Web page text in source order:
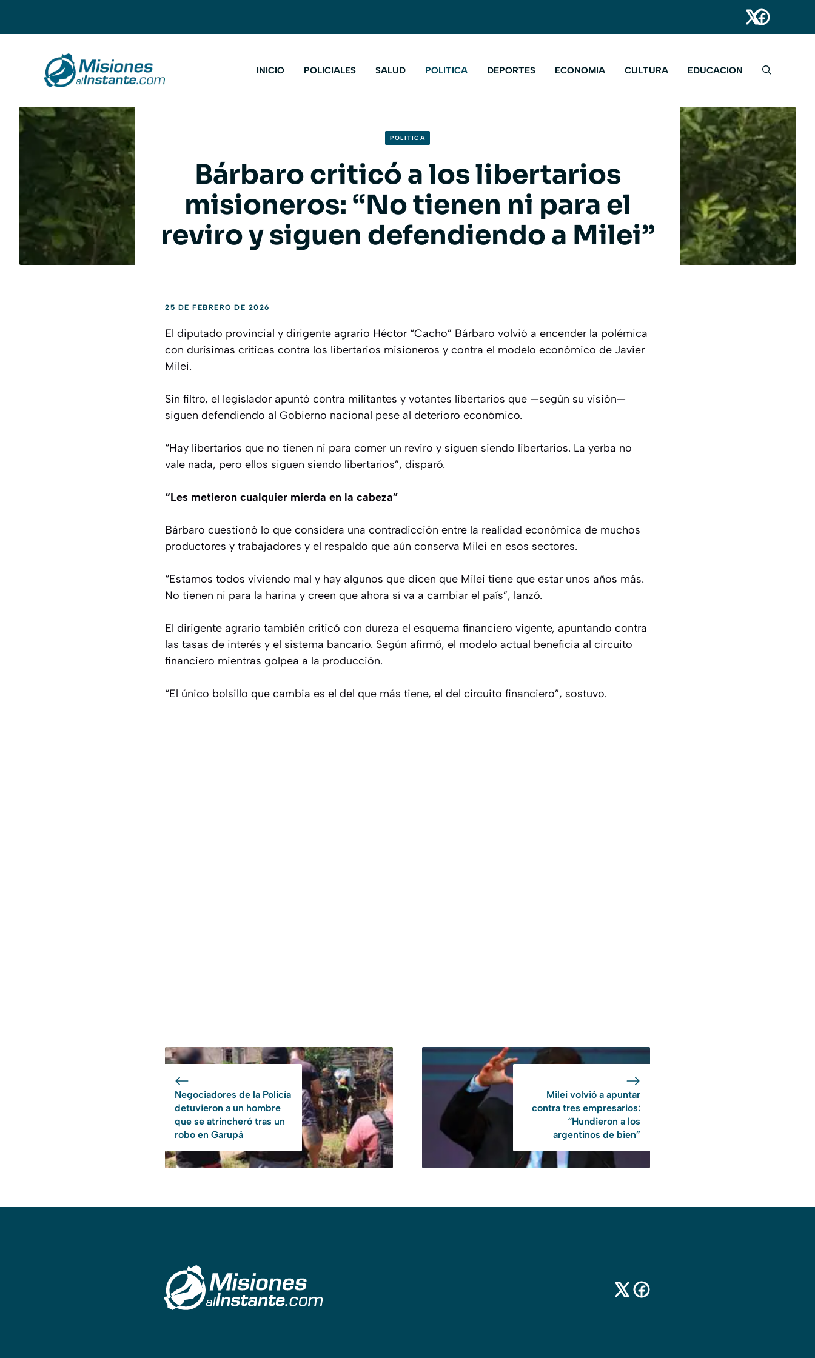
INICIO POLICIALES SALUD POLITICA DEPORTES ECONOMIA CULTURA EDUCACION
POLITICA
Bárbaro criticó a los libertarios
misioneros: “No tienen ni para el
reviro y siguen defendiendo a Milei”
25 DE FEBRERO DE 2026
El diputado provincial y dirigente agrario Héctor “Cacho” Bárbaro volvió a encender la polémica
con durísimas críticas contra los libertarios misioneros y contra el modelo económico de Javier
Milei.
Sin filtro, el legislador apuntó contra militantes y votantes libertarios que —según su visión—
siguen defendiendo al Gobierno nacional pese al deterioro económico.
“Hay libertarios que no tienen ni para comer un reviro y siguen siendo libertarios. La yerba no
vale nada, pero ellos siguen siendo libertarios”, disparó.
“Les metieron cualquier mierda en la cabeza”
Bárbaro cuestionó lo que considera una contradicción entre la realidad económica de muchos
productores y trabajadores y el respaldo que aún conserva Milei en esos sectores.
“Estamos todos viviendo mal y hay algunos que dicen que Milei tiene que estar unos años más.
No tienen ni para la harina y creen que ahora sí va a cambiar el país”, lanzó.
El dirigente agrario también criticó con dureza el esquema financiero vigente, apuntando contra
las tasas de interés y el sistema bancario. Según afirmó, el modelo actual beneficia al circuito
financiero mientras golpea a la producción.
“El único bolsillo que cambia es el del que más tiene, el del circuito financiero”, sostuvo.
Negociadores de la Policía
detuvieron a un hombre
que se atrincheró tras un
robo en Garupá
Milei volvió a apuntar
contra tres empresarios:
“Hundieron a los
argentinos de bien”